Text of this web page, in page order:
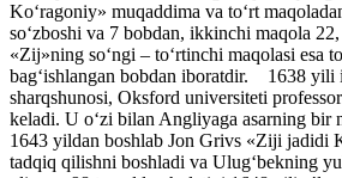
Ko‘ragoniy» muqaddima va to‘rt
so‘zboshi va 7 bobdan, ikkinchi maqola
«Zij»ning so‘ngi – to‘rtinchi maqolasi esa
bag‘ishlangan bobdan iboratdir. 1638 yili
sharqshunosi, Oksford universiteti
keladi. U o‘zi bilan Angliyaga asarning bir
1643 yildan boshlab Jon Grivs «Ziji jadidi
tadqiq qilishni boshladi va Ulug‘bekning